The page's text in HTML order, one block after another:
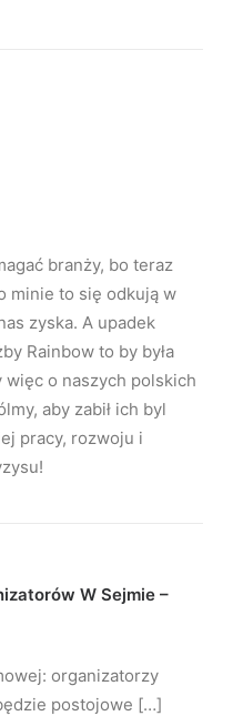
branży, bo teraz
minie to się odkują w
zyska. A upadek
Rainbow to by była
więc o naszych polskich
aby zabił ich byl
pracy, rozwoju i
W Sejmie –
organizatorzy
postojowe […]